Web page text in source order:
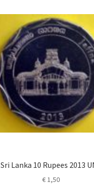
Sri Lanka 10 Rupees 2013
€1,50